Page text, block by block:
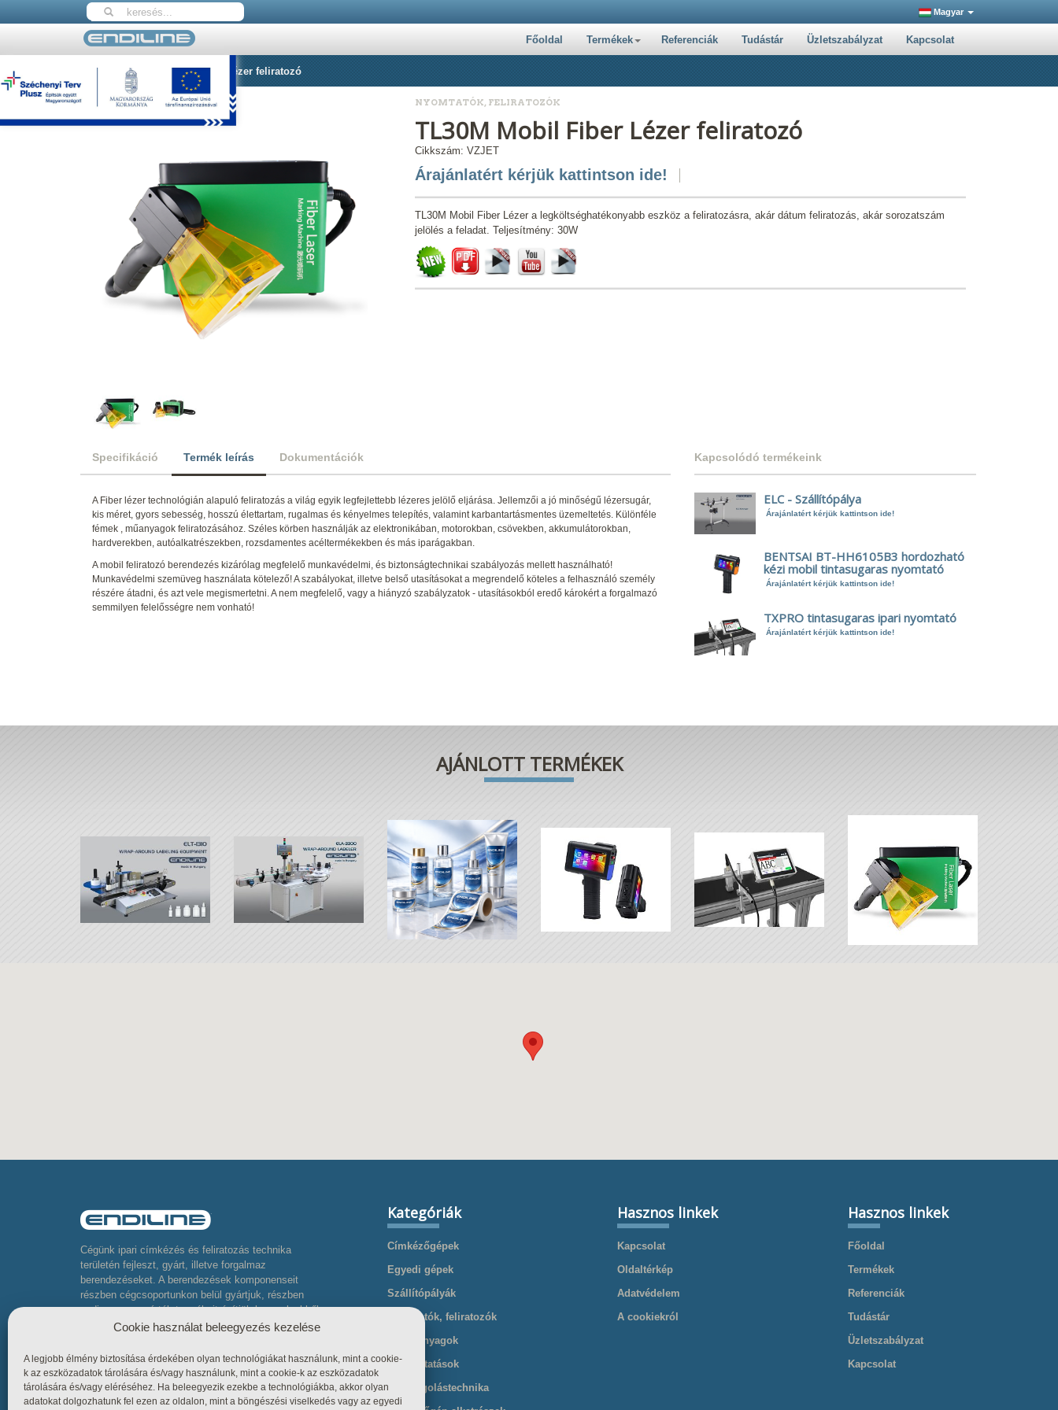
Magyar
Főoldal Termékek Referenciák Tudástár Üzletszabályzat Kapcsolat
Nyitólap TL30M Mobil Fiber Lézer feliratozó
NYOMTATÓK, FELIRATOZÓK
TL30M Mobil Fiber Lézer feliratozó
Cikkszám: VZJET
Árajánlatért kérjük kattintson ide!
TL30M Mobil Fiber Lézer a legköltséghatékonyabb eszköz a feliratozásra, akár dátum feliratozás, akár sorozatszám
jelölés a feladat. Teljesítmény: 30W
Specifikáció Termék leírás Dokumentációk
A Fiber lézer technológián alapuló feliratozás a világ egyik legfejlettebb lézeres jelölő eljárása. Jellemzői a jó minőségű lézersugár,
kis méret, gyors sebesség, hosszú élettartam, rugalmas és kényelmes telepítés, valamint karbantartásmentes üzemeltetés. Különféle
fémek , műanyagok feliratozásához. Széles körben használják az elektronikában, motorokban, csövekben, akkumulátorokban,
hardverekben, autóalkatrészekben, rozsdamentes acéltermékekben és más iparágakban.
A mobil feliratozó berendezés kizárólag megfelelő munkavédelmi, és biztonságtechnikai szabályozás mellett használható!
Munkavédelmi szemüveg használata kötelező! A szabályokat, illetve belső utasításokat a megrendelő köteles a felhasználó személy
részére átadni, és azt vele megismertetni. A nem megfelelő, vagy a hiányzó szabályzatok - utasításokból eredő károkért a forgalmazó
semmilyen felelősségre nem vonható!
Kapcsolódó termékeink
ELC - Szállítópálya
Árajánlatért kérjük kattintson ide!
BENTSAI BT-HH6105B3 hordozható
kézi mobil tintasugaras nyomtató
Árajánlatért kérjük kattintson ide!
TXPRO tintasugaras ipari nyomtató
Árajánlatért kérjük kattintson ide!
AJÁNLOTT TERMÉKEK
Cégünk ipari címkézés és feliratozás technika
területén fejleszt, gyárt, illetve forgalmaz
berendezéseket. A berendezések komponenseit
részben cégcsoportunkon belül gyártjuk, részben
pedig neves gyártók termékeit építjük be, melyekből
komplett összetett berendezéseket készítünk
Kategóriák
Címkézőgépek
Egyedi gépek
Szállítópályák
Nyomtatók, feliratozók
Kellékanyagok
Szolgáltatások
Csomagolástechnika
Hasznos linkek
Kapcsolat
Oldaltérkép
Adatvédelem
A cookiekról
Hasznos linkek
Főoldal
Termékek
Referenciák
Tudástár
Üzletszabályzat
Kapcsolat
Cookie használat beleegyezés kezelése
A legjobb élmény biztosítása érdekében olyan technológiákat használunk, mint a cookie-
k az eszközadatok tárolására és/vagy használunk, mint a cookie-k az eszközadatok
tárolására és/vagy eléréséhez. Ha beleegyezik ezekbe a technológiákba, akkor olyan
adatokat dolgozhatunk fel ezen az oldalon, mint a böngészési viselkedés vagy az egyedi